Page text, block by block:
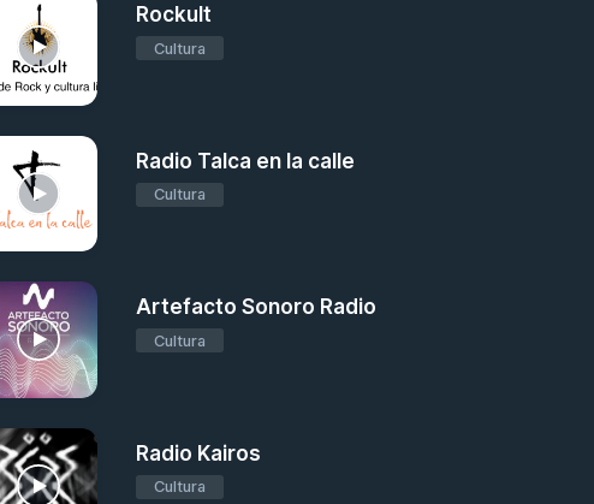
Rockult
Cultura
Radio Talca en la calle
Cultura
Artefacto Sonoro Radio
Cultura
Radio Kairos
Cultura